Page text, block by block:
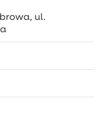
których
min. na piechotę
dojedziemy w
ul.
mamy
ul.